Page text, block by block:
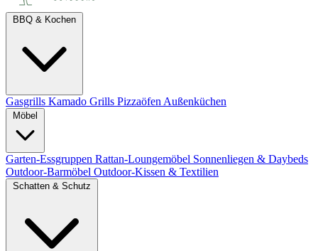
Gasgrills Kamado Grills Pizzaöfen Außenküchen
Garten-Essgruppen Rattan-Loungemöbel Sonnenliegen & Daybeds
Outdoor-Barmöbel Outdoor-Kissen & Textilien